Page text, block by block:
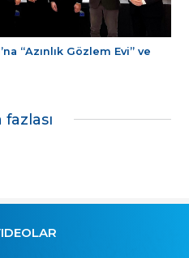
“Azınlık Gözlem Evi” ve
fazlası